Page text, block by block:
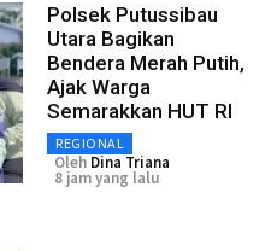
Polsek Putussibau
Utara Bagikan
Bendera Merah Putih,
Ajak Warga
Semarakkan HUT RI
REGIONAL
Oleh Dina Triana
8 jam yang lalu